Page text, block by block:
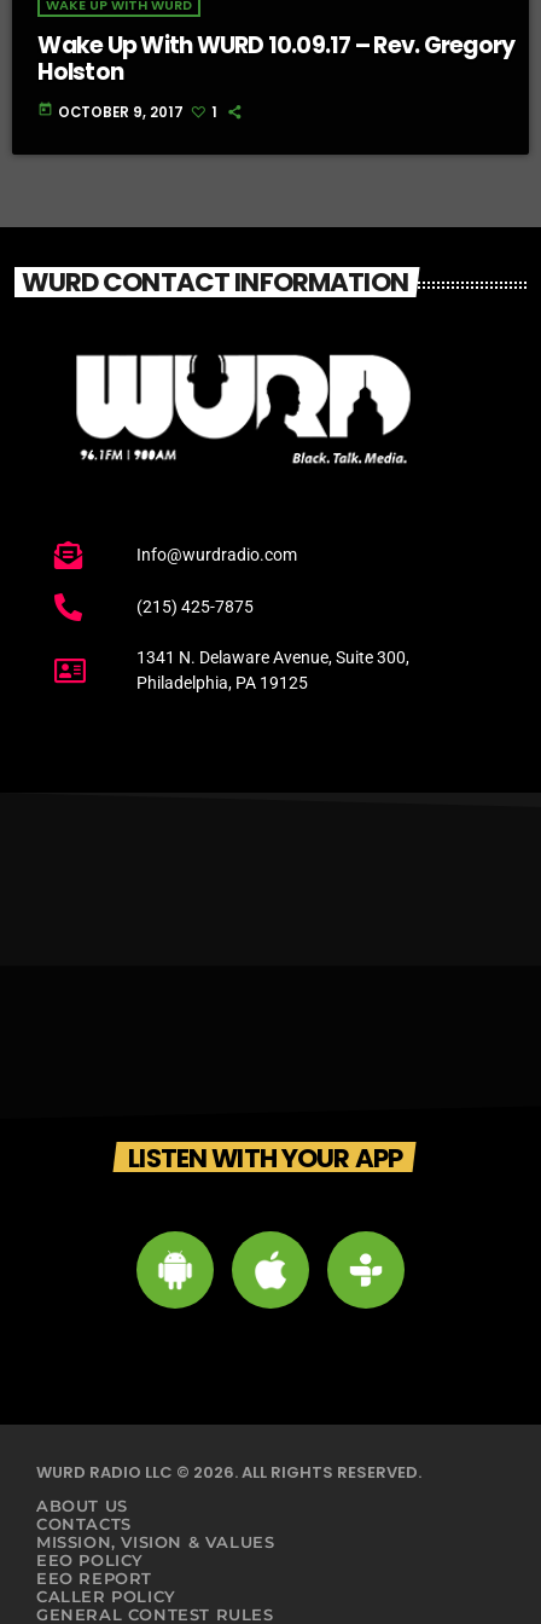
WAKE UP WITH WURD
Wake Up With WURD 10.09.17 – Rev. Gregory
Holston
today OCTOBER 9, 2017 1
WURD CONTACT INFORMATION
Info@wurdradio.com
(215) 425-7875
1341 N. Delaware Avenue, Suite 300,
Philadelphia, PA 19125
LISTEN WITH YOUR APP
WURD RADIO LLC © 2026. ALL RIGHTS RESERVED.
ABOUT US
CONTACTS
MISSION, VISION & VALUES
EEO POLICY
EEO REPORT
CALLER POLICY
GENERAL CONTEST RULES